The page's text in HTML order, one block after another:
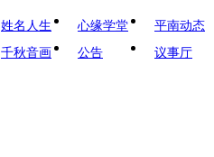
姓名人生 心缘学堂
平南动态
千秋音画
公告 议事厅